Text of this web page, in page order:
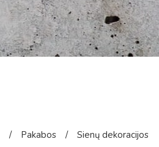
/ Pakabos / Sienų dekoracijos